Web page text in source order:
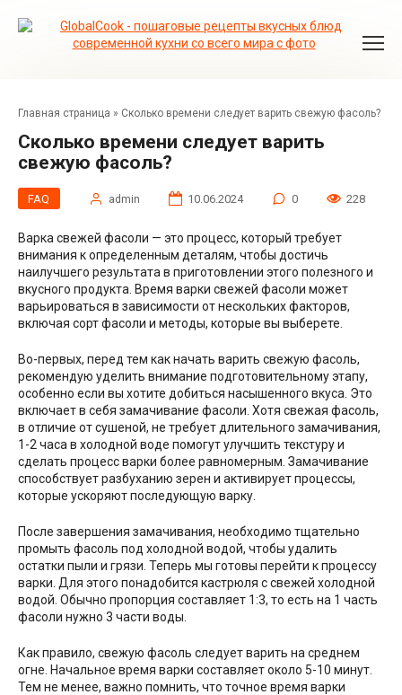
Главная страница » Сколько времени следует варить свежую фасоль?
Сколько времени следует варить
свежую фасоль?
FAQ admin 10.06.2024 0 228
Варка свежей фасоли — это процесс, который требует
внимания к определенным деталям, чтобы достичь
наилучшего результата в приготовлении этого полезного и
вкусного продукта. Время варки свежей фасоли может
варьироваться в зависимости от нескольких факторов,
включая сорт фасоли и методы, которые вы выберете.
Во-первых, перед тем как начать варить свежую фасоль,
рекомендую уделить внимание подготовительному этапу,
особенно если вы хотите добиться насышенного вкуса. Это
включает в себя замачивание фасоли. Хотя свежая фасоль,
в отличие от сушеной, не требует длительного замачивания,
1-2 часа в холодной воде помогут улучшить текстуру и
сделать процесс варки более равномерным. Замачивание
способствует разбуханию зерен и активирует процессы,
которые ускоряют последующую варку.
После завершения замачивания, необходимо тщательно
промыть фасоль под холодной водой, чтобы удалить
остатки пыли и грязи. Теперь мы готовы перейти к процессу
варки. Для этого понадобится кастрюля с свежей холодной
водой. Обычно пропорция составляет 1:3, то есть на 1 часть
фасоли нужно 3 части воды.
Как правило, свежую фасоль следует варить на среднем
огне. Начальное время варки составляет около 5-10 минут.
Тем не менее, важно помнить, что точное время варки